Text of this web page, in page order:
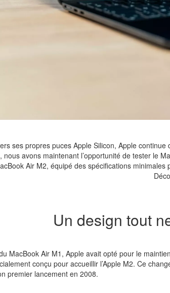
ses propres puces Apple Silicon, Apple
avons maintenant l’opportunité de tester le
Air M2, équipé des spécifications
Un design tout
MacBook Air M1, Apple avait opté pour le
conçu pour accueillir l’Apple M2. Ce
premier lancement en 2008.